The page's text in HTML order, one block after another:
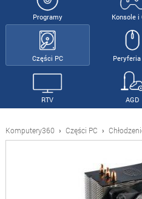
Programy Konsole i
Części PC Peryferia
RTV AGD
Komputery360 › Części PC ›